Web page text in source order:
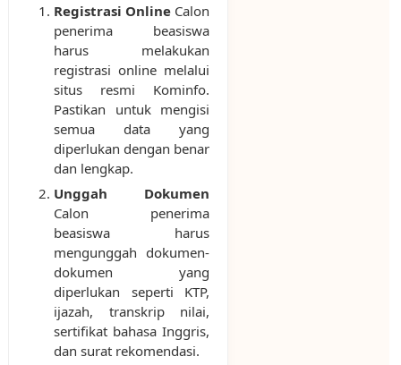
Registrasi Online Calon
penerima beasiswa
harus melakukan
registrasi online melalui
situs resmi Kominfo.
Pastikan untuk mengisi
semua data yang
diperlukan dengan benar
dan lengkap.
Unggah Dokumen
Calon penerima
beasiswa harus
mengunggah dokumen-
dokumen yang
diperlukan seperti KTP,
ijazah, transkrip nilai,
sertifikat bahasa Inggris,
dan surat rekomendasi.